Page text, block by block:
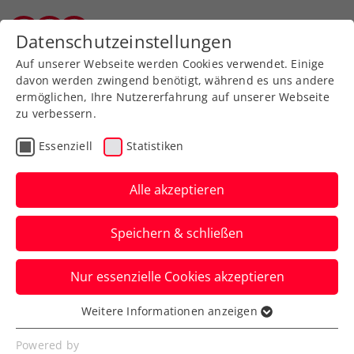
Zurück zur Newsübersicht
Rollstuhltennis
Sinner gegen Zverev:
Traumfinale bei den Erste
Bank Open
Der Italiener und der Deutsche greifen
jeweils nach ihrem zweiten Titel beim
Datenschutzeinstellungen
Auf unserer Webseite werden Cookies verwendet. Einige
davon werden zwingend benötigt, während es uns andere
ermöglichen, Ihre Nutzererfahrung auf unserer Webseite
zu verbessern.
Essenziell Statistiken
Alle akzeptieren
Speichern & schließen
Nur essenzielle Cookies akzeptieren
Essenziell
Essenzielle Cookies werden für grundlegende
Weitere Informationen anzeigen
Powered by